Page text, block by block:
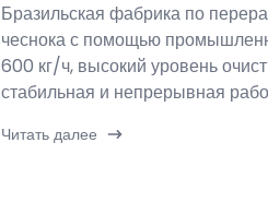
Бразильская фабрика по
чеснока с помощью
600 кг/ч, высокий уровень
стабильная и непрерывная
Читать далее